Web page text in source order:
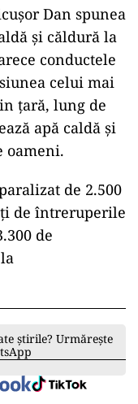
Dan spunea
şi căldură la
conductele
celui mai
ţară, lung de
apă caldă şi
oameni.
de 2.500
de întreruperile
de
știrile? Urmărește